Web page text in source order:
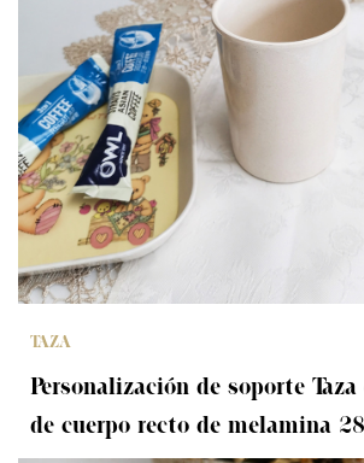
TAZA
Personalización de soporte
de cuerpo recto de melamina